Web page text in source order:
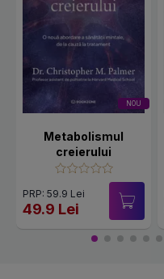
NOU
Metabolismul
creierului
PRP: 59.9 Lei
49.9 Lei